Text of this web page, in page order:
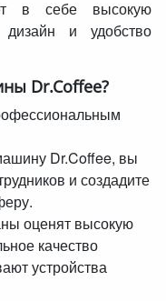
в себе высокую
дизайн и удобство
Dr.Coffee?
Dr.Coffee, вы
и создадите
оценят высокую
качество
устройства